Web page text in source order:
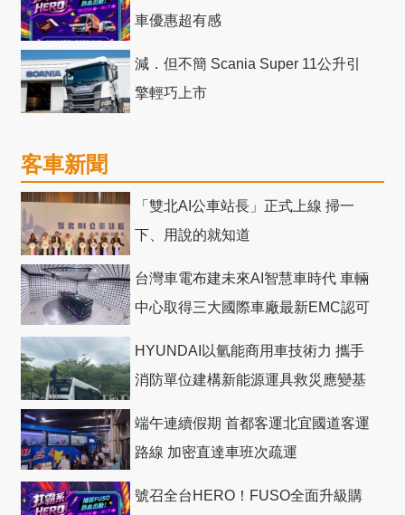
車優惠超有感
減．但不簡 Scania Super 11公升引
擎輕巧上市
客車新聞
「雙北AI公車站長」正式上線 掃一
下、用說的就知道
台灣車電布建未來AI智慧車時代 車輛
中心取得三大國際車廠最新EMC認可
HYUNDAI以氫能商用車技術力 攜手
消防單位建構新能源運具救災應變基
端午連續假期 首都客運北宜國道客運
路線 加密直達車班次疏運
號召全台HERO！FUSO全面升級購